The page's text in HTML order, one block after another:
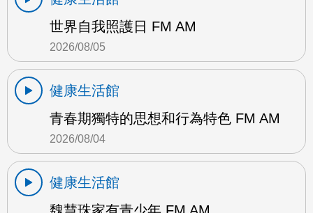
世界自我照護日 FM AM
2026/08/05
健康生活館
青春期獨特的思想和行為特色 FM AM
2026/08/04
健康生活館